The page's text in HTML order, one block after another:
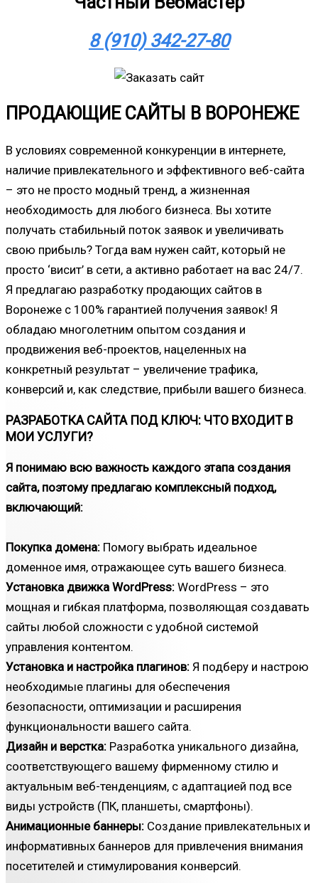
8 (910) 342-27-80
ПРОДАЮЩИЕ САЙТЫ В ВОРОНЕЖЕ
В условиях современной конкуренции в интернете,
наличие привлекательного и эффективного веб-сайта
– это не просто модный тренд, а жизненная
необходимость для любого бизнеса. Вы хотите
получать стабильный поток заявок и увеличивать
свою прибыль? Тогда вам нужен сайт, который не
просто ‘висит’ в сети, а активно работает на вас 24/7.
Я предлагаю разработку продающих сайтов в
Воронеже с 100% гарантией получения заявок! Я
обладаю многолетним опытом создания и
продвижения веб-проектов, нацеленных на
конкретный результат – увеличение трафика,
конверсий и, как следствие, прибыли вашего бизнеса.
РАЗРАБОТКА САЙТА ПОД КЛЮЧ: ЧТО ВХОДИТ В
МОИ УСЛУГИ?
Я понимаю всю важность каждого этапа создания
сайта, поэтому предлагаю комплексный подход,
включающий:
Покупка домена: Помогу выбрать идеальное
доменное имя, отражающее суть вашего бизнеса.
Установка движка WordPress: WordPress – это
мощная и гибкая платформа, позволяющая создавать
сайты любой сложности с удобной системой
управления контентом.
Установка и настройка плагинов: Я подберу и настрою
необходимые плагины для обеспечения
безопасности, оптимизации и расширения
функциональности вашего сайта.
Дизайн и верстка: Разработка уникального дизайна,
соответствующего вашему фирменному стилю и
актуальным веб-тенденциям, с адаптацией под все
виды устройств (ПК, планшеты, смартфоны).
Анимационные баннеры: Создание привлекательных и
информативных баннеров для привлечения внимания
посетителей и стимулирования конверсий.